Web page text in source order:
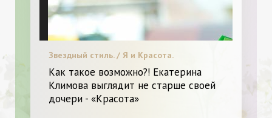
Звездный стиль. / Я и Красота.
Как такое возможно?! Екатерина
Климова выглядит не старше своей
дочери - «Красота»